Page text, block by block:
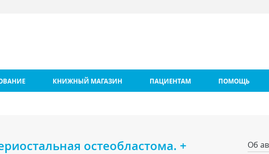
КНИЖНЫЙ МАГАЗИН ПАЦИЕНТАМ ПОМОЩЬ
остеобластома. + Об